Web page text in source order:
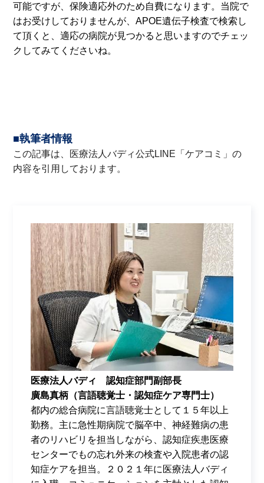
可能ですが、保険適応外のため自費になります。当院で
はお受けしておりませんが、APOE遺伝子検査で検索し
て頂くと、適応の病院が見つかると思いますのでチェッ
クしてみてくださいね。
■執筆者情報
この記事は、医療法人バディ公式LINE「ケアコミ 」の
内容を引用しております。
医療法人バディ 認知症部門副部長
廣島真柄（言語聴覚士・認知症ケア専門士）
都内の総合病院に言語聴覚士として１５年以上
勤務。主に急性期病院で脳卒中、神経難病の患
者のリハビリを担当しながら、認知症疾患医療
センターでもの忘れ外来の検査や入院患者の認
知症ケアを担当。２０２１年に医療法人バディ